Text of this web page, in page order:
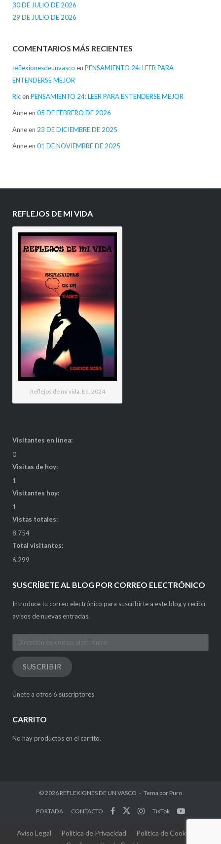
30 DE JULIO DE 2026
29 DE JULIO DE 2026
COMENTARIOS MÁS RECIENTES
reflexionesdeunvasco en PENSAMIENTO 24: LEER PARA
ENTENDERSE MEJOR
Ricen PENSAMIENTO 24: LEER PARA ENTENDERSE MEJOR
Anneen 05 DE FEBRERO DE 2026
Anneen 23 DE DICIEMBRE DE 2025
Anneen 01 DE NOVIEMBRE DE 2025
REFLEJOS DE MI VIDA
Reflejos de mi vida. Ed. 2024
Visitantes en línea:
0
Visitas de hoy:
1
Visitantes hoy:
1
Vistas totales:
8.754
Total visitantes:
6.299
SUSCRÍBETE AL BLOG POR CORREO ELECTRÓNICO
Introduce tu correo electrónico para suscribirte a este blog y recibir
avisos de nuevas entradas.
Dirección
de
correo
electrónico
SUSCRIBIR
Únete a otros 6 suscriptores
CARRITO
No hay productos en el carrito.
© 2026 REFLEXIONES DE UN VASCO Tema por Puro
PORTADA CONTACTO TikTok
Aviso Legal Política de Privacidad
Política de Cookies